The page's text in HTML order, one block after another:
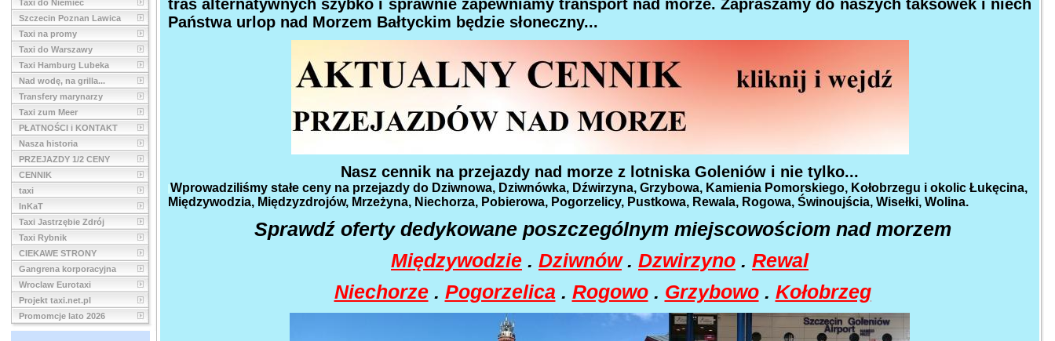
Taxi do Niemiec
Szczecin Poznan Lawica
Taxi na promy
Taxi do Warszawy
Taxi Hamburg Lubeka
Nad wodę, na grilla...
Transfery marynarzy
Taxi zum Meer
PŁATNOŚCI i KONTAKT
Nasza historia
PRZEJAZDY 1/2 CENY
CENNIK
taxi
InKaT
Taxi Jastrzębie Zdrój
Taxi Rybnik
CIEKAWE STRONY
Gangrena korporacyjna
Wroclaw Eurotaxi
Projekt taxi.net.pl
Promomcje lato 2026
tras alternatywnych szybko i sprawnie zapewniamy transport nad morze. Zapraszamy do naszych taksówek i niech
Państwa urlop nad Morzem Bałtyckim będzie słoneczny...
Nasz cennik na przejazdy nad morze z lotniska Goleniów i nie tylko...
Wprowadziliśmy stałe ceny na przejazdy do Dziwnowa, Dziwnówka, Dźwirzyna, Grzybowa, Kamienia Pomorskiego, Kołobrzegu i okolic Łukęcina,
Międzywodzia, Międzyzdrojów, Mrzeżyna, Niechorza, Pobierowa, Pogorzelicy, Pustkowa, Rewala, Rogowa, Świnoujścia, Wisełki, Wolina.
Sprawdź oferty dedykowane poszczególnym miejscowościom nad morzem
Międzywodzie . Dziwnów. Dzwirzyno . Rewal
Niechorze. Pogorzelica. Rogowo. Grzybowo. Kołobrzeg